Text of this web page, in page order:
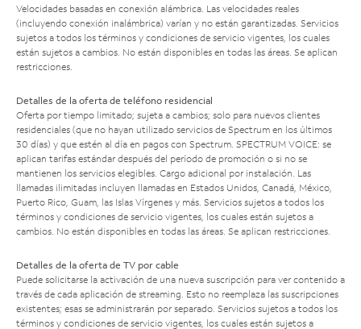
Velocidades basadas en conexión alámbrica. Las velocidades reales
(incluyendo conexión inalámbrica) varían y no están garantizadas. Servicios
sujetos a todos los términos y condiciones de servicio vigentes, los cuales
están sujetos a cambios. No están disponibles en todas las áreas. Se aplican
restricciones.
Detalles de la oferta de teléfono residencial
Oferta por tiempo limitado; sujeta a cambios; solo para nuevos clientes
residenciales (que no hayan utilizado servicios de Spectrum en los últimos
30 días) y que estén al día en pagos con Spectrum. SPECTRUM VOICE: se
aplican tarifas estándar después del período de promoción o si no se
mantienen los servicios elegibles. Cargo adicional por instalación. Las
llamadas ilimitadas incluyen llamadas en Estados Unidos, Canadá, México,
Puerto Rico, Guam, las Islas Vírgenes y más. Servicios sujetos a todos los
términos y condiciones de servicio vigentes, los cuales están sujetos a
cambios. No están disponibles en todas las áreas. Se aplican restricciones.
Detalles de la oferta de TV por cable
Puede solicitarse la activación de una nueva suscripción para ver contenido a
través de cada aplicación de streaming. Esto no reemplaza las suscripciones
existentes; esas se administrarán por separado. Servicios sujetos a todos los
términos y condiciones de servicio vigentes, los cuales están sujetos a